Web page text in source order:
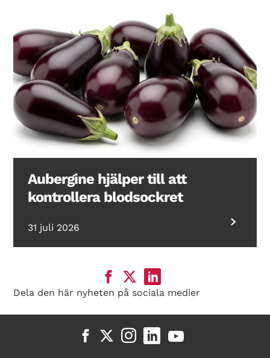
Aubergine hjälper till att
kontrollera blodsockret
31 juli 2026
Dela den här nyheten på sociala medier